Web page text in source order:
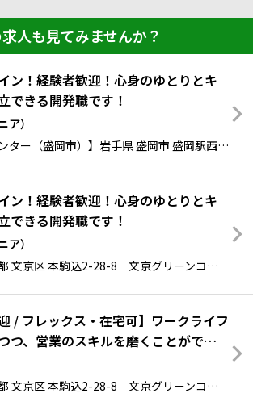
人も見てみませんか？
ン！経験者歓迎！心身のゆとりとキ
できる開発職です！
）
（盛岡市）】岩手県 盛岡市 盛岡駅西通2-9-1 マリオス
ン！経験者歓迎！心身のゆとりとキ
できる開発職です！
）
ーオフィス 22F ※都営三田線「千石駅」(A1またはA3出口) 徒歩4分 ※JR山手線・東京メトロ南北線「駒込駅」(2番出口) 徒歩10分 ※JR山手線・都営三田線「巣鴨駅」(南口) 徒歩12分
/ フレックス・在宅可】ワークライフ
つ、営業のスキルを磨くことができ
ーオフィス 22F ※都営三田線「千石駅」(A1またはA3出口) 徒歩4分 ※JR山手線・東京メトロ南北線「駒込駅」(2番出口) 徒歩10分 ※JR山手線・都営三田線「巣鴨駅」(南口) 徒歩12分